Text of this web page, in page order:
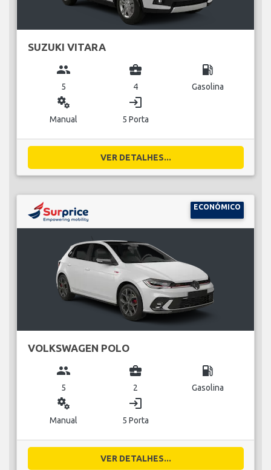
SUZUKI VITARA
group
5
business_center
4
local_gas_station
Gasolina
miscellaneous_services
Manual
login
5 Porta
VER DETALHES...
ECONÓMICO
VOLKSWAGEN POLO
group
5
business_center
2
local_gas_station
Gasolina
miscellaneous_services
Manual
login
5 Porta
VER DETALHES...